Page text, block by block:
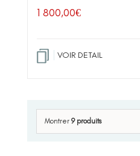
1 800,00€
VOIR DETAIL
Montrer 9 produits